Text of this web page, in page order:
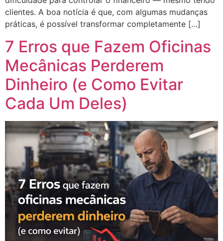
clientes. A boa notícia é que, com algumas mudanças
práticas, é possível transformar completamente […]
7 Erros que Fazem Oficinas
Mecânicas Perderem
Dinheiro (e Como Evitar
Cada Um Deles)